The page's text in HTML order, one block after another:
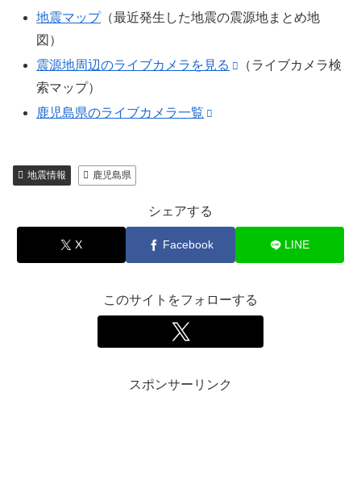
地震マップ（最近発生した地震の震源地まとめ地
図）
震源地周辺のライブカメラを見る
（ライブカメラ検
索マップ）
鹿児島県のライブカメラ一覧
地震情報 鹿児島県
シェアする
X Facebook LINE
このサイトをフォローする
スポンサーリンク